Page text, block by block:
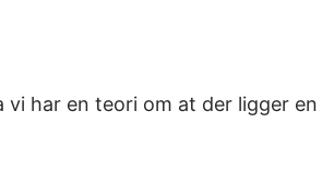
har en teori om at der ligger